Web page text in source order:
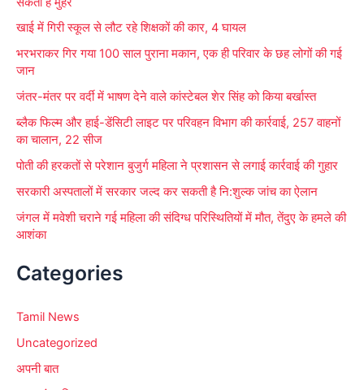
खाई में गिरी स्कूल से लौट रहे शिक्षकों की कार, 4 घायल
भरभराकर गिर गया 100 साल पुराना मकान, एक ही परिवार के छह लोगों की गई
जान
जंतर-मंतर पर वर्दी में भाषण देने वाले कांस्टेबल शेर सिंह को किया बर्खास्त
ब्लैक फिल्म और हाई-डेंसिटी लाइट पर परिवहन विभाग की कार्रवाई, 257 वाहनों
का चालान, 22 सीज
पोती की हरकतों से परेशान बुजुर्ग महिला ने प्रशासन से लगाई कार्रवाई की गुहार
सरकारी अस्पतालों में सरकार जल्द कर सकती है नि:शुल्क जांच का ऐलान
जंगल में मवेशी चराने गई महिला की संदिग्ध परिस्थितियों में मौत, तेंदुए के हमले की
आशंका
Categories
Tamil News
Uncategorized
अपनी बात